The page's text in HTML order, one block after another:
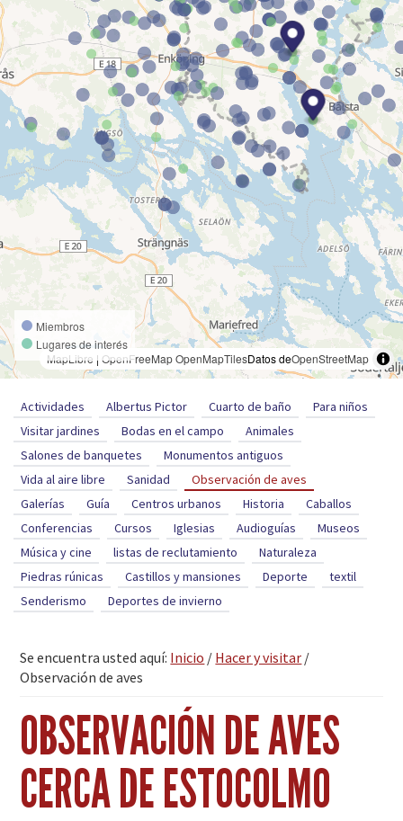
Miembros
Lugares de interés
MapLibre | OpenFreeMapOpenMapTilesDatos deOpenStreetMap
Actividades Albertus Pictor Cuarto de baño
Para niños
Visitar jardines
Bodas en el campo
Animales
Salones de banquetes
Monumentos antiguos
Vida al aire libre
Sanidad
Observación de aves
Galerías
Guía Centros urbanos Historia
Caballos
Conferencias
Cursos Iglesias Audioguías
Museos
Música y cine
listas de reclutamiento
Naturaleza
Piedras rúnicas
Castillos y mansiones Deporte
textil
Senderismo
Deportes de invierno
Se encuentra usted aquí: Inicio / Hacer y visitar /
Observación de aves
OBSERVACIÓN DE AVES
CERCA DE ESTOCOLMO